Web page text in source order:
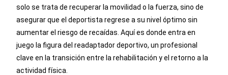
solo se trata de recuperar la movilidad o la fuerza, sino de
asegurar que el deportista regrese a su nivel óptimo sin
aumentar el riesgo de recaídas. Aquí es donde entra en
juego la figura del readaptador deportivo, un profesional
clave en la transición entre la rehabilitación y el retorno a la
actividad física.